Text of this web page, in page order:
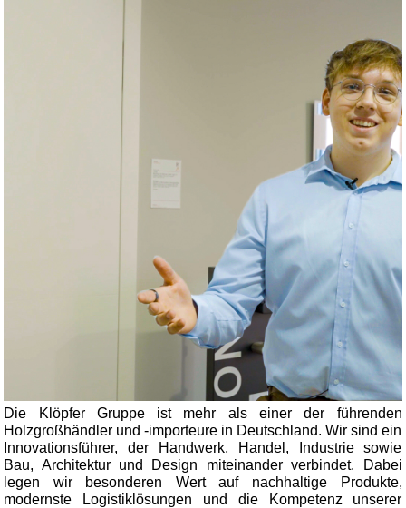
Die Klöpfer Gruppe ist mehr als einer der führenden
Holzgroßhändler und -importeure in Deutschland. Wir sind ein
Innovationsführer, der Handwerk, Handel, Industrie sowie
Bau, Architektur und Design miteinander verbindet. Dabei
legen wir besonderen Wert auf nachhaltige Produkte,
modernste Logistiklösungen und die Kompetenz unserer